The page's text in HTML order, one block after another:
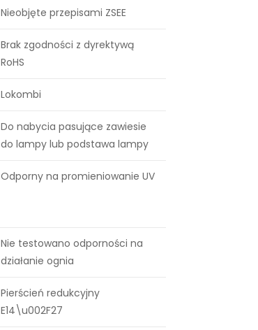
Nieobjęte przepisami ZSEE
Brak zgodności z dyrektywą
RoHS
Lokombi
Do nabycia pasujące zawiesie
do lampy lub podstawa lampy
Odporny na promieniowanie UV
Nie testowano odporności na
działanie ognia
Pierścień redukcyjny
E14\u002F27